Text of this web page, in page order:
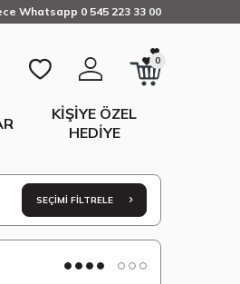
Whatsapp 0 545 223 33 00
0
KIŞIYE ÖZEL
HEDIYE
SEÇIMI FILTRELE